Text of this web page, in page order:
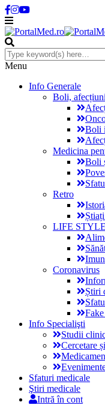
Menu
Info Generale
Boli,
Boli
Medicina
Boli
Retro
LIFE STYLE
Coronavirus
Știri
Info Specialişti
Studii
Cercetare
Sfaturi medicale
Ştiri medicale
Intră în cont